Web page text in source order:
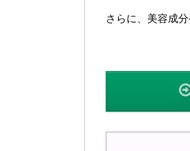
さらに、美容成